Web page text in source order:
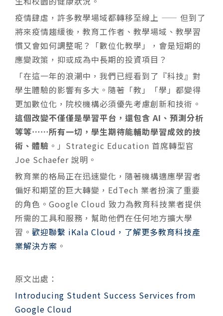
疫情肆虐，許多教學場域都轉移至線上 —— 但到了
將來疫情趨緩後，教育工作者、教學場域、教學習
慣又會如何調整呢？「數位化教學」，會是短期的
應變政策，抑或成為中長期的投資項目？
「在這一年的浪潮中，我們已經看到了『科技』對
學生體驗的影響有多大。隨著「教」「學」都變得
更加數位化，院校機構必須優先考慮創新和技術。
這個改變不僅僅是學習平台，還包含 AI、預測分析
等等⋯⋯所有一切，學生期待能輔助學習成效的技
術、體驗 。」Strategic Education 首席轉型官
Joe Schaefer 說明。
教育業的格局正在迅速變化，隨著機構適應學習者
偏好和期望的巨大轉變，EdTech 業者扮演了重要
的角色。Google Cloud 致力為教育科技業者提供
所需的工具和服務，幫助他們在任何地方擴大學
習。 歡迎聯繫 iKala Cloud，了解更多教育科技產
業解決方案 。
原文出處：
Introducing Student Success Services from
Google Cloud